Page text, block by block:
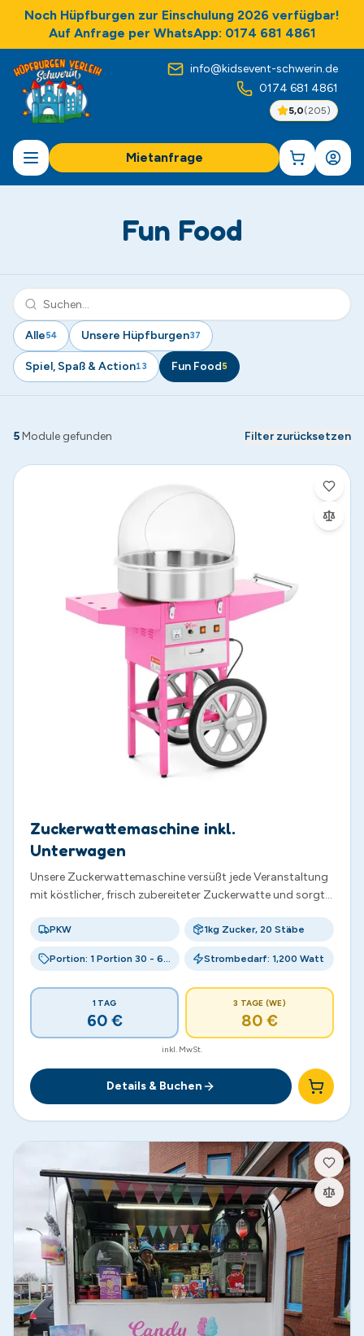
Noch Hüpfburgen zur Einschulung 2026 verfügbar!
Auf Anfrage per WhatsApp: 0174 681 4861
info@kidsevent-schwerin.de
0174 681 4861
5,0(205)
Mietanfrage
Fun Food
Alle54 Unsere Hüpfburgen37
Spiel, Spaß & Action13 Fun Food5
5Module gefunden Filter zurücksetzen
Zuckerwattemaschine inkl.
Unterwagen
Unsere Zuckerwattemaschine versüßt jede Veranstaltung
mit köstlicher, frisch zubereiteter Zuckerwatte und sorgt
PKW 1kg Zucker, 20 Stäbe
Portion: 1 Portion 30 - 60 s Strombedarf: 1,200 Watt
1 TAG
60€
3 TAGE (WE)
80 €
inkl. MwSt.
Details & Buchen